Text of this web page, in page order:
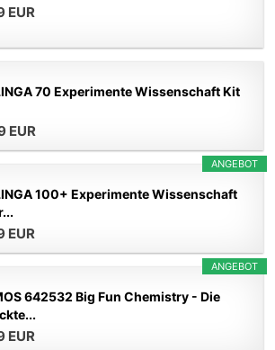
EUR
70 Experimente Wissenschaft Kit
EUR
ANGEBOT
100+ Experimente Wissenschaft
EUR
ANGEBOT
642532 Big Fun Chemistry - Die
EUR